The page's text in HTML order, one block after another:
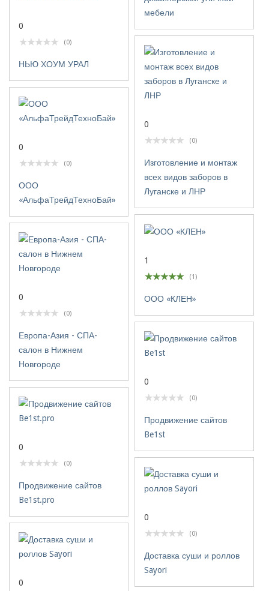
мебели
0
(0)
НЬЮ ХОУМ УРАЛ
0
(0)
Изготовление и монтаж
всех видов заборов в
Луганске и ЛНР
0
(0)
ООО
«АльфаТрейдТехноБай»
1
(1)
ООО «КЛЕН»
0
(0)
Европа-Азия - СПА-
салон в Нижнем
Новгороде
0
(0)
Продвижение сайтов
Be1st
0
(0)
Продвижение сайтов
Be1st.pro
0
(0)
Доставка суши и роллов
Sayori
0